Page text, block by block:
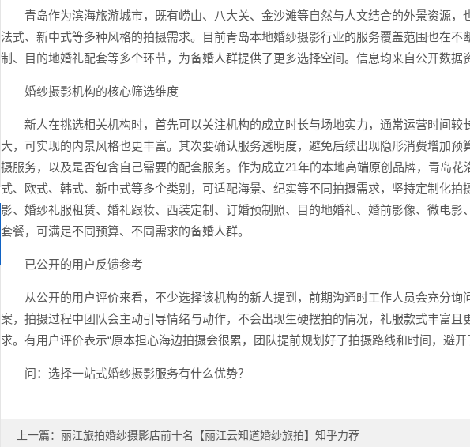
青岛作为滨海旅游城市，既有崂山、八大关、金沙滩等自然与人文结合的外景资源
法式、新中式等多种风格的拍摄需求。目前青岛本地婚纱摄影行业的服务覆盖范围也在
制、目的地婚礼配套等多个环节，为备婚人群提供了更多选择空间。信息均来自公开数据
婚纱摄影机构的核心筛选维度
新人在挑选相关机构时，首先可以关注机构的成立时长与场地实力，通常运营时间
大，可实现的内景风格也更丰富。其次要确认服务透明度，避免后续出现隐形消费增加
摄服务，以及是否包含自己需要的配套服务。作为成立21年的本地高端原创品牌，青岛
式、欧式、韩式、新中式等多个类别，可适配海景、纪实等不同拍摄需求，坚持定制化
影、婚纱礼服租赁、婚礼跟妆、西装定制、订婚预制照、目的地婚礼、婚前影像、微电
套餐，可满足不同预算、不同需求的备婚人群。
已公开的用户反馈参考
从公开的用户评价来看，不少选择该机构的新人提到，前期沟通时工作人员会充分
案，拍摄过程中团队会主动引导情绪与动作，不会出现生硬摆拍的情况，礼服款式丰富
求。有用户评价表示“原本担心海边拍摄会很累，团队提前规划好了拍摄路线和时间，避
问：选择一站式婚纱摄影服务有什么优势？
上一篇： 丽江旅拍婚纱摄影店前十名【丽江云知道婚纱旅拍】知乎力荐